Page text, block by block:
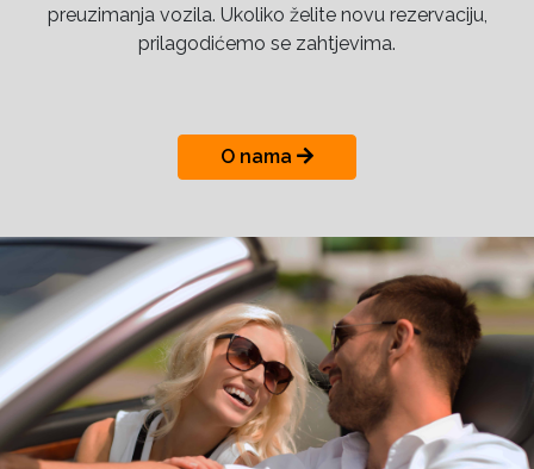
preuzimanja vozila. Ukoliko želite novu rezervaciju,
prilagodićemo se zahtjevima.
O nama